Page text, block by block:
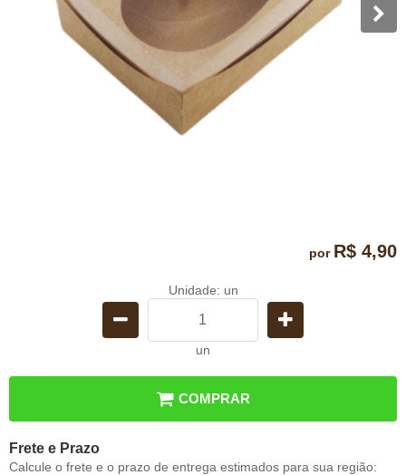
por R$ 4,90
Unidade: un
un
COMPRAR
Frete e Prazo
Calcule o frete e o prazo de entrega estimados para sua região: